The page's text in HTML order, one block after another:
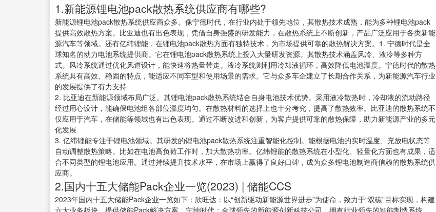
1.新能源锂电池pack散热系统供应商有哪些?
新能源锂电池pack散热系统供应商众多。像宁德时代，在行业内处于领先地位，其散热技术成熟，能为多种锂电池pack
提供高效散热方案。比亚迪也有出色表现，凭借自身强盛的研发能力，在散热系统上不断创新，产品广泛应用于各类新能
源汽车等领域。还有亿纬锂能，在锂电池pack散热方面有独特技术，为市场提供可靠的散热解决方案。1. 宁德时代是全
球知名的动力电池系统提供商。它在锂电池pack散热系统上投入大量研发资源。其散热技术涵盖风冷、液冷等多种方
式。风冷系统通过优化风道设计，能快速将热量带走。液冷系统则利用冷却液循环，高效降低电池温度。宁德时代的散热
系统具有高效、稳固的特点，能适应不同车型和使用场景的需求。它与众多车企建立了长期合作关系，为新能源汽车行业
的发展提供了有力支持
2. 比亚迪在新能源领域布局广泛。其锂电池pack散热系统结合自身电池技术优势。采用液冷散热时，冷却液的流动路径
经过用心设计，能确保电池组各部位温度均匀。在散热材料的选择上也十分考究，提高了散热效率。比亚迪的散热系统不
仅应用于汽车，在储能等领域也有出色表现。通过不断改进和创新，为客户提供可靠的散热保障，助力新能源产业的多元
化发展
3. 亿纬锂能专注于锂电池领域。其研发的锂电池pack散热系统注重智能化控制。能根据电池的实时温度、充放电状态等
自动调整散热策略。比如在电池高负荷工作时，加大散热功率。亿纬锂能的散热系统在小型化、轻量化方面也有成果，适
合不同类型的锂电池应用。通过持续提升技术水平，在市场上赢得了良好口碑，成为众多锂电池制造商信赖的散热系统供
应商。
2.国内十五大储能Pack企业一览(2023) | 储能CCS
2023年国内十五大储能Pack企业一览如下：欣旺达：以“创新驱动新能源世界进步”为使命，致力于“双碳”目标实现，构建